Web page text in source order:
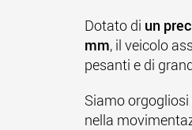
Dotato di un
mm, il veicolo
pesanti e di
Siamo
nella